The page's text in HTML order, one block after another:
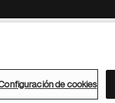
de cookies